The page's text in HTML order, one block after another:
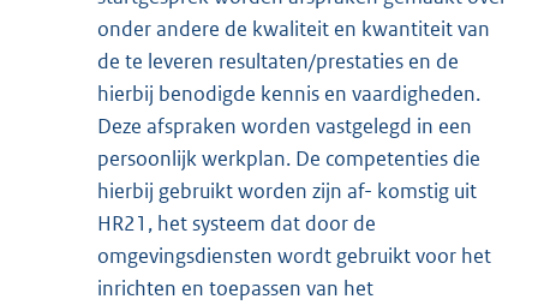
onder andere de kwaliteit en kwantiteit van
de te leveren resultaten/prestaties en de
hierbij benodigde kennis en vaardigheden.
Deze afspraken worden vastgelegd in een
persoonlijk werkplan. De competenties die
hierbij gebruikt worden zijn af- komstig uit
HR21, het systeem dat door de
omgevingsdiensten wordt gebruikt voor het
inrichten en toepassen van het